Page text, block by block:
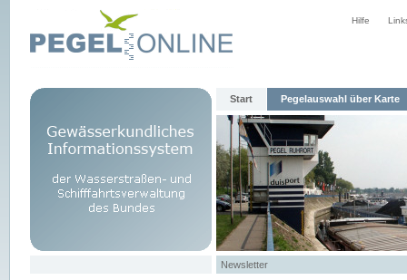
Hilfe
Start Pegelauswahl über Karte
Newsletter